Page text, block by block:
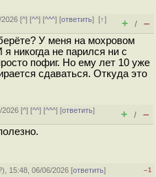
[^] [^^] [^^^] [ответить][↑]
+ / –
У меня на мохровом
никогда не парился ни с
пофиг. Но ему лет 10 уже
сдаваться. Откуда это
2026 [^] [^^] [^^^] [ответить]
+ / –
), 15:48, 06/06/2026 [ответить]
–1